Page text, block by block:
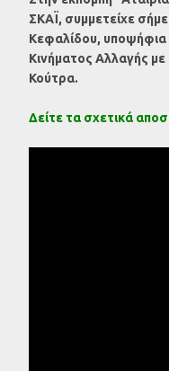
ΣΚΑΪ, συμμετείχε
Κεφαλίδου,
Κινήματος Αλλαγής
Κούτρα.
Δείτε τα σχετικά